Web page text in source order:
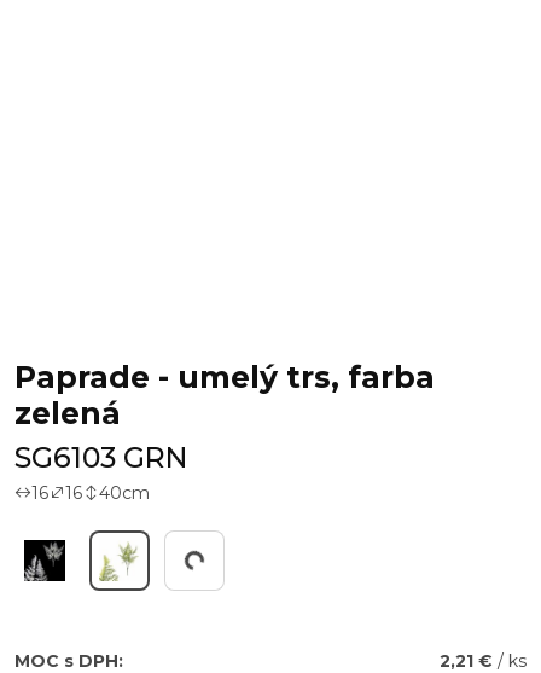
Paprade - umelý trs, farba
zelená
SG6103 GRN
16 16 40cm
Working...
MOC s DPH: 2,21 € / ks